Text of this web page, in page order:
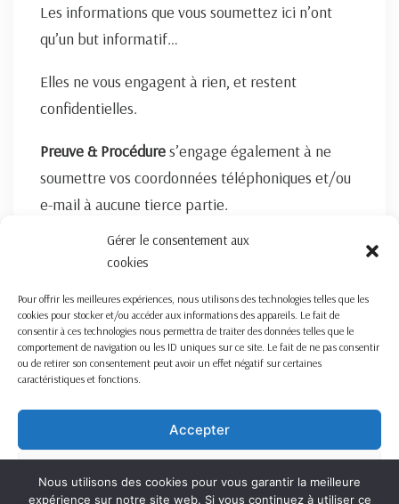
Gérer le consentement aux
cookies
Pour offrir les meilleures expériences, nous utilisons des technologies telles que les
cookies pour stocker et/ou accéder aux informations des appareils. Le fait de
consentir à ces technologies nous permettra de traiter des données telles que le
comportement de navigation ou les ID uniques sur ce site. Le fait de ne pas consentir
ou de retirer son consentement peut avoir un effet négatif sur certaines
caractéristiques et fonctions.
Accepter
Les informations que vous soumettez ici n’ont
qu’un but informatif…
Elles ne vous engagent à rien, et restent
confidentielles.
Preuve & Procédures’engage également à ne
soumettre vos coordonnées téléphoniques et/ou
e-mail à aucune tierce partie.
FORMULAIRE DE CONTACT ICI
Nous travaillons sur la France entière
Mentions légales
Nous utilisons des cookies pour vous garantir la meilleure
expérience sur notre site web. Si vous continuez à utiliser ce